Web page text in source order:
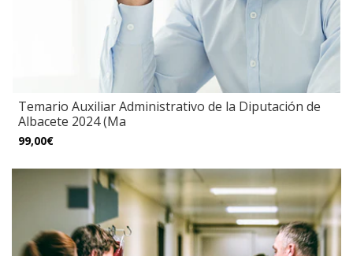
Temario Auxiliar Administrativo de la Diputación de
Albacete 2024 (Ma
99,00€